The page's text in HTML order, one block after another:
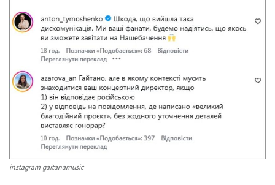
instagram gaitanamusic